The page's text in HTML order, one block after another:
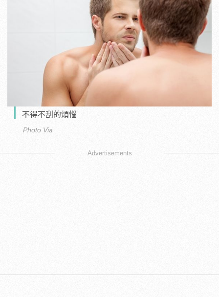
不得不刮的煩惱
Photo Via
Advertisements